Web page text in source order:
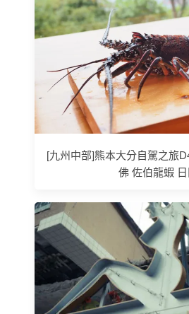
[九州中部]熊本大分自駕之旅
佛 佐伯龍蝦 日